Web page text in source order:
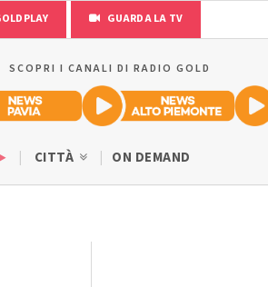
GUARDA LA TV
SCOPRI I CANALI DI RADIO GOLD
CITTÀ ON DEMAND